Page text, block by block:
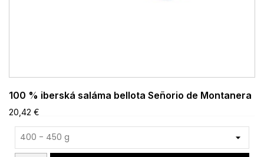
100 % iberská saláma bellota Señorio de Montanera
20,42 €